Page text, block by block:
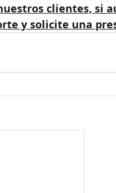
clientes, si
y solicite una